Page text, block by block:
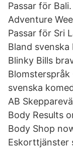
Passar för
Adventure
Passar för Sri
Bland svenska
Blinky Bills
Blomsterspråk
svenska
AB
Body Results
Body Shop
Eskorttjänster